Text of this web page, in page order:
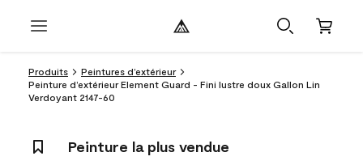
Produits
Peintures d’extérieur
Peinture d’extérieur Element Guard - Fini lustre doux Gallon Lin
Verdoyant 2147-60
Peinture la plus vendue